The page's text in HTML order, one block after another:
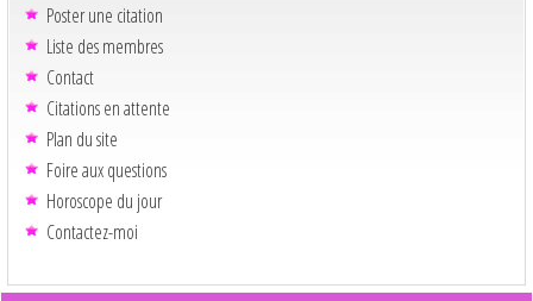
Poster une citation
Liste des membres
Contact
Citations en attente
Plan du site
Foire aux questions
Horoscope du jour
Contactez-moi